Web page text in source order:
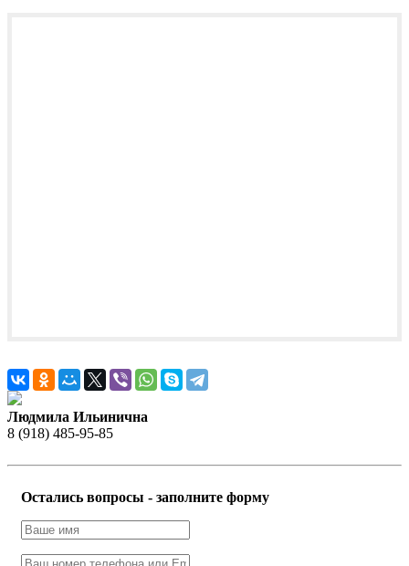
Людмила Ильинична
8 (918) 485-95-85
Остались вопросы - заполните форму